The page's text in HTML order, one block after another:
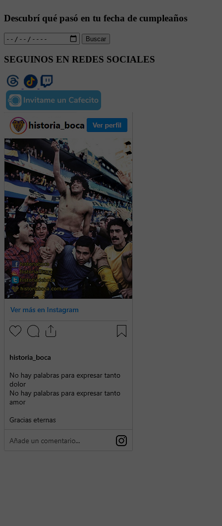
Descubrí qué pasó en tu fecha de cumpleaños
Buscar
SEGUINOS EN REDES SOCIALES